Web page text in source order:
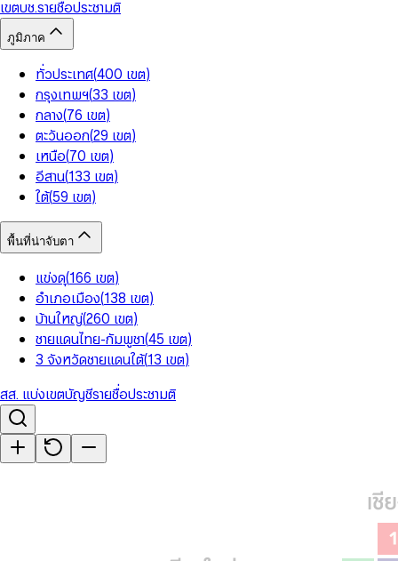
เขตบช.รายชื่อประชามติ
ภูมิภาค
ทั่วประเทศ(400 เขต)
กรุงเทพฯ(33 เขต)
กลาง(76 เขต)
ตะวันออก(29 เขต)
เหนือ(70 เขต)
อีสาน(133 เขต)
ใต้(59 เขต)
พื้นที่น่าจับตา
แข่งดุ(166 เขต)
อำเภอเมือง(138 เขต)
บ้านใหญ่(260 เขต)
ชายแดนไทย-กัมพูชา(45 เขต)
3 จังหวัดชายแดนใต้(13 เขต)
สส. แบ่งเขตบัญชีรายชื่อประชามติ